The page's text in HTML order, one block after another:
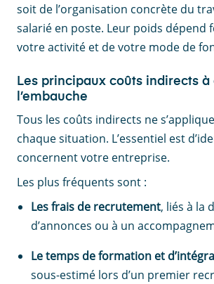
soit de l’organisation concrète du
salarié en poste. Leur poids dépend
votre activité et de votre mode de
Les principaux coûts indirects
l’embauche
Tous les coûts indirects ne
chaque situation. L’essentiel est
concernent votre entreprise.
Les plus fréquents sont :
Les frais de recrutement, liés à la
d’annonces ou à un
Le temps de formation et
sous-estimé lors d’un premier